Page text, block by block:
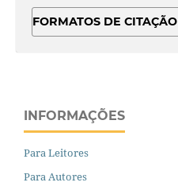
FORMATOS DE CITAÇÃO
INFORMAÇÕES
Para Leitores
Para Autores